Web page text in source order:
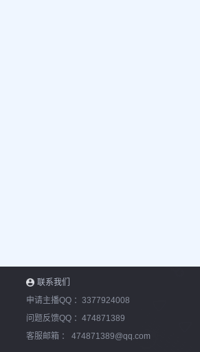
联系我们
申请主播QQ ： 3377924008
问题反馈QQ ： 474871389
客服邮箱 ： 474871389@qq.com